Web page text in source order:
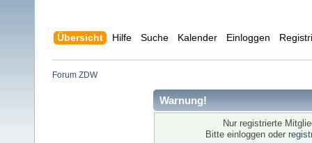
Übersicht Hilfe Suche Kalender Einloggen
Forum ZDW
Warnung!
Nur registrierte
Bitte einloggen oder